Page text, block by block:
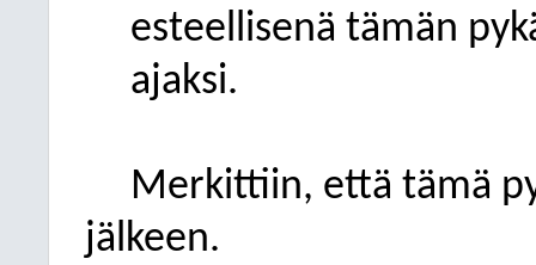
esteellisenä tämän
ajaksi.
Merkittiin, että tämä
jälkeen.